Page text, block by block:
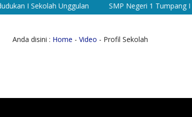
I Sekolah Unggulan SMP Negeri 1 Tumpang I
Anda disini : Home - Video - Profil Sekolah